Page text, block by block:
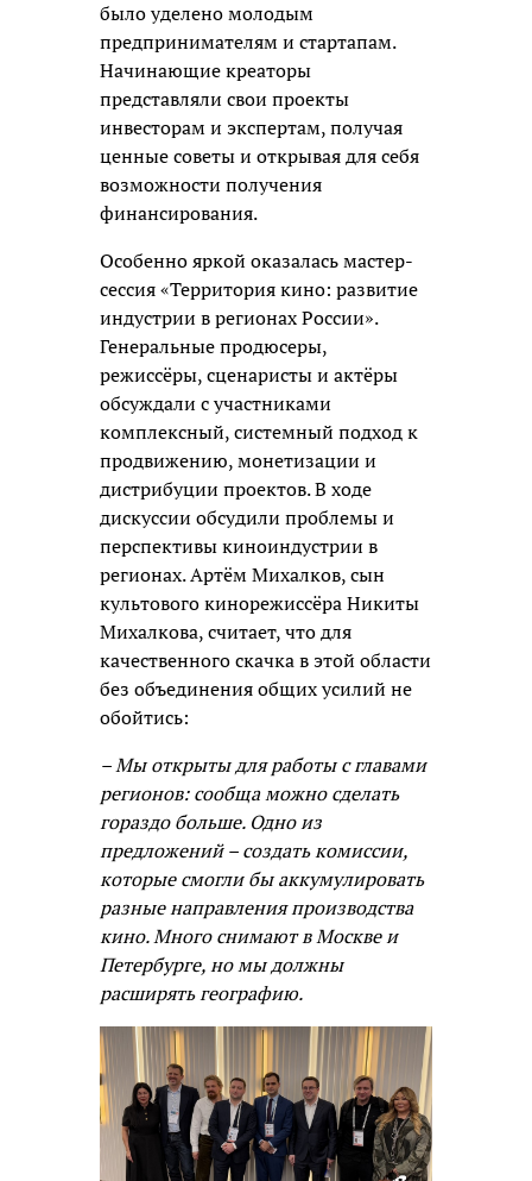
было уделено молодым
предпринимателям и стартапам.
Начинающие креаторы
представляли свои проекты
инвесторам и экспертам, получая
ценные советы и открывая для себя
возможности получения
финансирования.
Особенно яркой оказалась мастер-
сессия «Территория кино: развитие
индустрии в регионах России».
Генеральные продюсеры,
режиссёры, сценаристы и актёры
обсуждали с участниками
комплексный, системный подход к
продвижению, монетизации и
дистрибуции проектов. В ходе
дискуссии обсудили проблемы и
перспективы киноиндустрии в
регионах. Артём Михалков, сын
культового кинорежиссёра Никиты
Михалкова, считает, что для
качественного скачка в этой области
без объединения общих усилий не
обойтись:
– Мы открыты для работы с главами
регионов: сообща можно сделать
гораздо больше. Одно из
предложений – создать комиссии,
которые смогли бы аккумулировать
разные направления производства
кино. Много снимают в Москве и
Петербурге, но мы должны
расширять географию.